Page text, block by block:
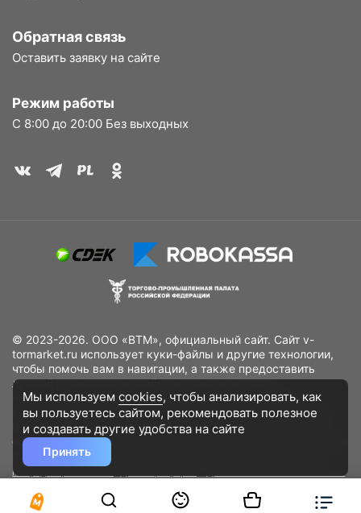
Обратная связь
Оставить заявку на сайте
Режим работы
С 8:00 до 20:00 Без выходных
© 2023-2026. ООО «ВТМ», официальный сайт. Сайт v-
tormarket.ru использует куки-файлы и другие технологии,
чтобы помочь вам в навигации, а также предоставить
лучший пользовательский опыт, анализировать
использование наших продуктов и услуг, повысить
качество рекламных и маркетинговых активностей. Если
Вы не хотите, чтобы Ваши пользовательские данные
обрабатывались, пожалуйста, ограничьте их использование
в своём браузере.
конфиденциальности
Разработано DST Global
Мы используем cookies, чтобы анализировать, как
вы пользуетесь сайтом, рекомендовать полезное
и создавать другие удобства на сайте
Принять